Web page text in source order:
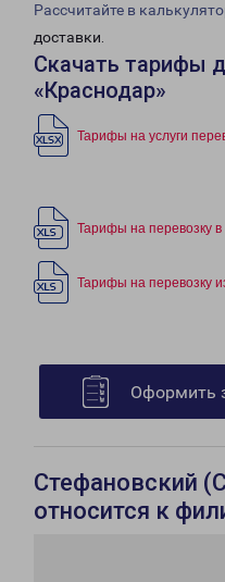
Рассчитайте в
доставки.
Скачать тарифы
«Краснодар»
Тарифы на услуги
Тарифы на перевозку
Тарифы на перевозку
Оформить
Стефановский
относится к